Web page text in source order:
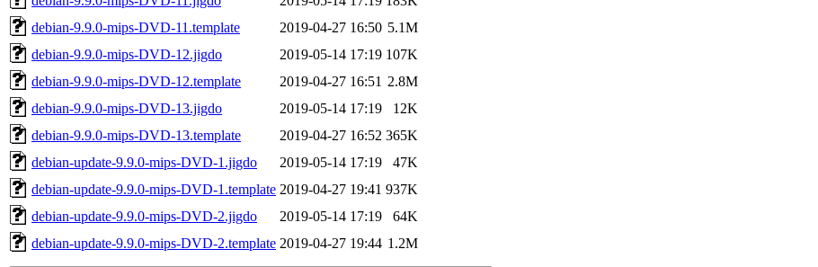
debian-9.9.0-mips-DVD-11.template
2019-04-27 16:50 5.1M
debian-9.9.0-mips-DVD-12.jigdo
2019-05-14 17:19 107K
debian-9.9.0-mips-DVD-12.template
2019-04-27 16:51 2.8M
debian-9.9.0-mips-DVD-13.jigdo
2019-05-14 17:19
12K
debian-9.9.0-mips-DVD-13.template
2019-04-27 16:52 365K
debian-update-9.9.0-mips-DVD-1.jigdo
2019-05-14 17:19
47K
debian-update-9.9.0-mips-DVD-1.template 2019-04-27 19:41 937K
debian-update-9.9.0-mips-DVD-2.jigdo
2019-05-14 17:19
64K
debian-update-9.9.0-mips-DVD-2.template 2019-04-27 19:44 1.2M